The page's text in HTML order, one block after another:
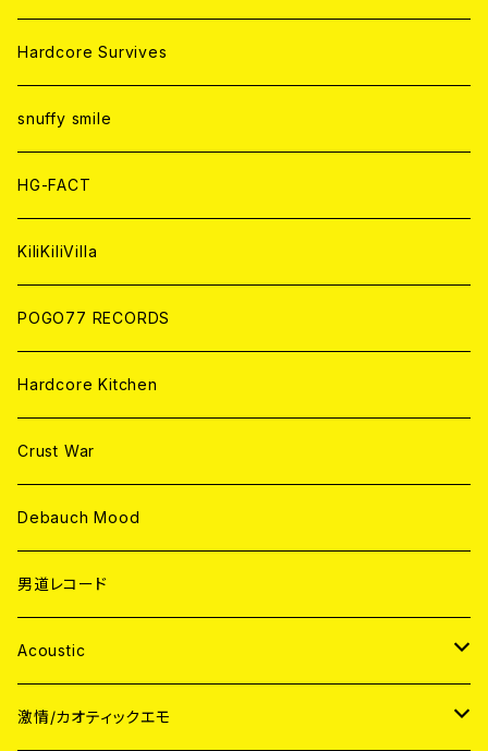
ANALOG
ANALOG
CD
ANALOG
CD
ANALOG
WORLD
CD
ANALOG
JAPAN
CD
ANALOG
WORLD
CD
ANALOG
Hardcore Survives
snuffy smile
HG-FACT
KiliKiliVilla
POGO77 RECORDS
Hardcore Kitchen
Crust War
Debauch Mood
男道レコード
Acoustic
JAPAN
激情/カオティックエモ